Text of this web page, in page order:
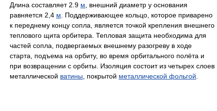
Длина составляет 2.9 м , внешний диаметр у основания
равняется 2,4 м . Поддерживающее кольцо, которое приварено
к переднему концу сопла, является точкой крепления внешнего
теплового щита орбитера. Тепловая защита необходима для
частей сопла, подвергаемых внешнему разогреву в ходе
старта, подъема на орбиту, во время орбитального полёта и
при возвращении с орбиты. Изоляция состоит из четырех слоев
металлической ватины , покрытой металлической фольгой